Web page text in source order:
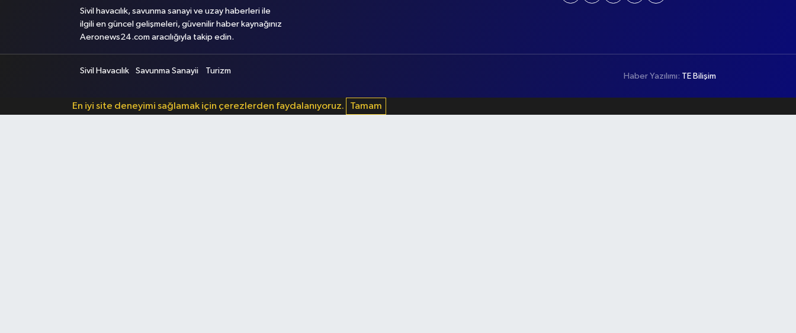
Sivil havacılık, savunma sanayi ve uzay haberleri ile
ilgili en güncel gelişmeleri, güvenilir haber kaynağınız
Aeronews24.com aracılığıyla takip edin.
Sivil Havacılık Savunma Sanayii Turizm
Haber Yazılımı: TE Bilişim
En iyi site deneyimi sağlamak için çerezlerden faydalanıyoruz. Tamam